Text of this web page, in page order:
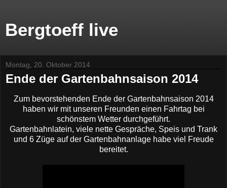
Bergtoeff live
Montag, 20. Oktober 2014
Ende der Gartenbahnsaison 2014
Zum bevorstehenden Ende der Gartenbahnsaison 2014
haben wir mit unseren Freunden einen Fahrtag bei
schönstem Wetter durchgeführt.
Gartenbahnlatein, viele nette Gespräche, Speis und Trank
und 6 Züge auf der Gartenbahnanlage habe viel Freude
bereitet.